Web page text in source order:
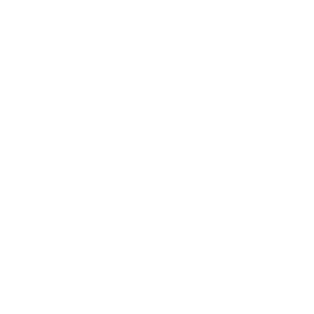
です。
ず変更すること